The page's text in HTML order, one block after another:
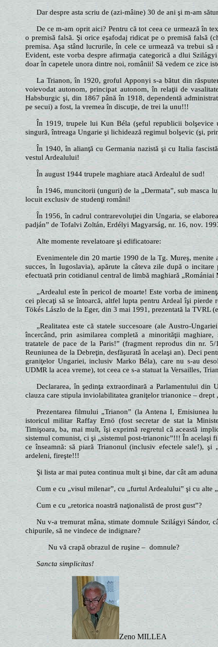
Dar despre asta scriu de (azi-mâine) 30 de ani şi m-am
De ce m-am oprit aici? Pentru că tot ceea ce urmează în
o premisă falsă. Şi orice eşafodaj ridicat pe o premisă falsă
premisa. Aşa stând lucrurile, în cele ce urmează va trebui
Evident, este vorba despre afirmaţia categorică a dlui
doar în capetele unora dintre noi, românii! Să vedem ce zice
La Trianon, în 1920, groful Apponyi s-a bătut din
voievodat autonom, principat autonom, în relaţii de
Habsburgic şi, din 1867 până în 1918, dependentă
pe secui) a fost, la vremea în discuţie, de trei la unu!!!
În 1919, trupele lui Kun Béla (şeful republicii bolşevice
singură, întreaga Ungarie şi lichidează regimul bolşevic (şi,
În 1940, în alianţă cu Germania nazistă şi cu Italia
vestul Ardealului!
În august 1944 trupele maghiare atacă Ardealul de sud!
În 1946, muncitorii (unguri) de la „Dermata”, sub masca
locuit exclusiv de studenţi români!
În 1956, în cadrul contrarevoluţiei din Ungaria, se
padján” de Tofalvi Zoltán, Erdélyi Magyarság, nr. 16, nov.
Alte momente revelatoare şi edificatoare:
Evenimentele din 20 martie 1990 de la Tg. Mureş,
succes, în Iugoslavia), apărute la câteva zile după o
efectuată prin cotidianul central de limbă maghiară
„Ardealul este în pericol de moarte! Este vorba de
cei plecaţi să se întoarcă, altfel lupta pentru Ardeal îşi
Tökés Lászlo de la Eger, din 3 mai 1991, prezentată la TVRL
„Realitatea este că statele succesoare (ale Austro-
încercând, prin asimilarea completă a minorităţii
tratatele de pace de la Paris!” (fragment reprodus din nr.
Reuniunea de la Debreţin, desfăşurată în acelaşi an). Deci
graniţelor Ungariei, inclusiv Marko Béla), care nu s-au
UDMR la acea vreme), tot ceea ce s-a statuat la Versailles,
Declararea, în şedinţa extraordinară a Parlamentului
clauza care stipula inviolabilitatea graniţelor trianonice – drept
Prezentarea filmului „Trianon” (la Antena I,
istoricul militar Raffay Ernö (fost secretar de stat la
Timişoara, ba, mai mult, îşi exprimă regretul că această
sistemul comunist, ci şi „sistemul post-trianonic”!!! În acelaşi
ce înseamnă: să piară Trianonul (inclusiv efectele sale!),
ardeleni, fireşte!!!
Şi lista ar mai putea continua mult şi bine, dar cât am
Cum e cu „visul milenar”, cu „furtul Ardealului” şi cu alte
Cum e cu „retorica noastră naţionalistă de prost gust”?
Nu v-a tremurat mâna, stimate domnule Szilágyi Sándor,
chipurile, să ne vindece de indignare?
Nu vă crapă obrazul de ruşine – domnule?
Sancta simplicitas!
Zeno MILLEA